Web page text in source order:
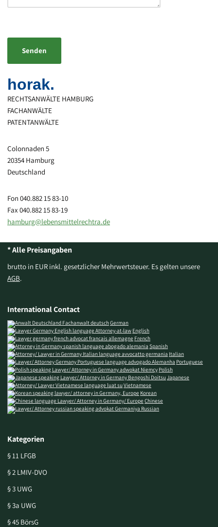
Bitte lasse dieses Feld leer.
horak.
RECHTSANWÄLTE HAMBURG
FACHANWÄLTE
PATENTANWÄLTE
Colonnaden 5
20354 Hamburg
Deutschland
Fon 040.882 15 83-10
Fax 040.882 15 83-19
hamburg@lebensmittelrechtra.de
* Alle Preisangaben
brutto in EUR inkl. gesetzlicher Mehrwertsteuer. Es gelten unsere
AGB.
International Contact
German
English
French
Spanish
Italian
Portuguese
Polish
Japanese
Vietnamese
Korean
Chinese
Russian
Kategorien
§ 11 LFGB
§ 2 LMIV-DVO
§ 3 UWG
§ 3a UWG
§ 45 BörsG